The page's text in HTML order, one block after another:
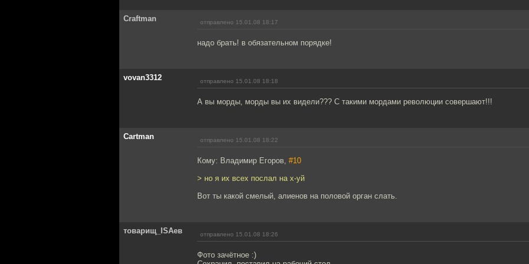
Craftman отправлено 15.01.08 18:17
надо брать! в обязательном порядке!
vovan3312 отправлено 15.01.08 18:18
А вы морды, морды вы их видели??? С такими мордами революции совершают!!!
Cartman отправлено 15.01.08 18:22
Кому: Владимир Егоров, #10
> но я их всех послал на х-уй
Вот ты какой смелый, алиенов на половой орган слать.
товарищ_ISAев отправлено 15.01.08 18:26
Фото зачётное :)